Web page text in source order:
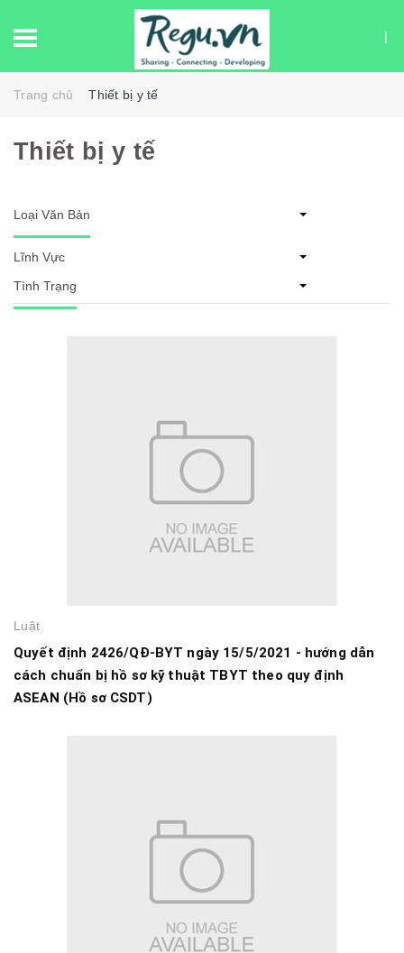
Trang chủ Thiết bị y tế
Thiết bị y tế
Loại Văn Bản
Lĩnh Vực
Tình Trạng
Luật
Quyết định 2426/QĐ-BYT ngày 15/5/2021 - hướng dẫn
cách chuẩn bị hồ sơ kỹ thuật TBYT theo quy định
ASEAN (Hồ sơ CSDT)